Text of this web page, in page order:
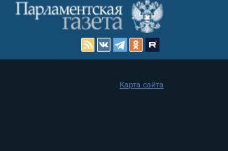
Карта сайта